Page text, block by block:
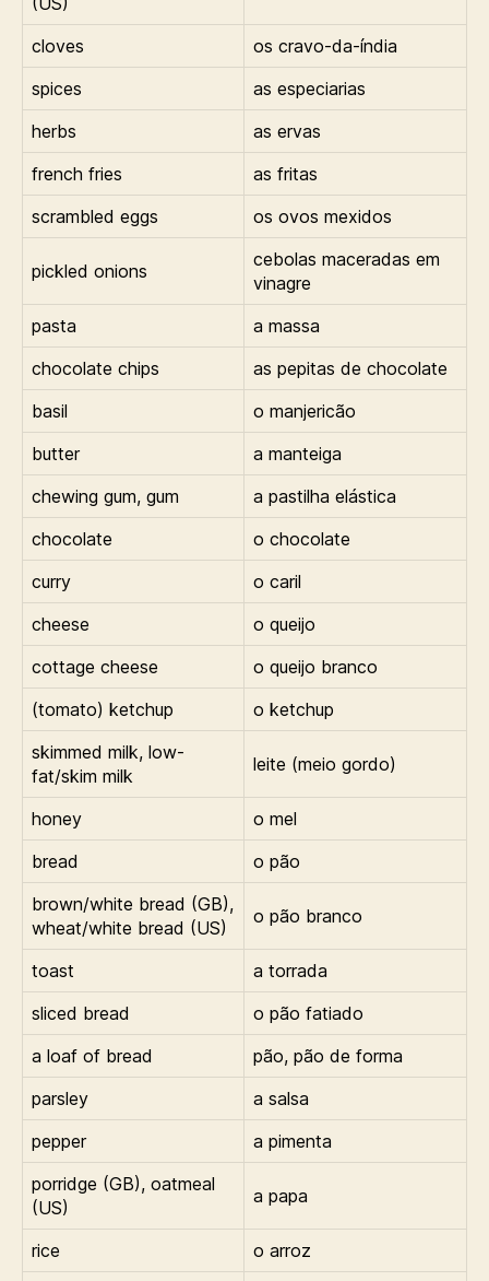
cloves
os cravo-da-índia
spices
as especiarias
herbs
as ervas
french fries
as fritas
scrambled eggs
os ovos mexidos
pickled onions
cebolas maceradas em
vinagre
pasta
a massa
chocolate chips
as pepitas de chocolate
basil
o manjericão
butter
a manteiga
chewing gum, gum
a pastilha elástica
chocolate
o chocolate
curry
o caril
cheese
o queijo
cottage cheese
o queijo branco
(tomato) ketchup
o ketchup
skimmed milk, low-
fat/skim milk
leite (meio gordo)
honey
o mel
bread
o pão
brown/white bread (GB),
wheat/white bread (US)
o pão branco
toast
a torrada
sliced bread
o pão fatiado
a loaf of bread
pão, pão de forma
parsley
a salsa
pepper
a pimenta
porridge (GB), oatmeal
(US)
a papa
rice
o arroz